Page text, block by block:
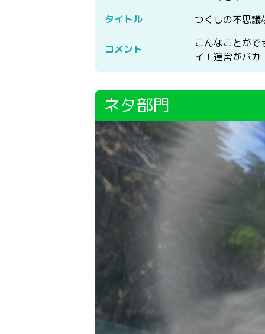
タイトル
つくしの不思議
コメント
こんなことが
イ！運営がバカ